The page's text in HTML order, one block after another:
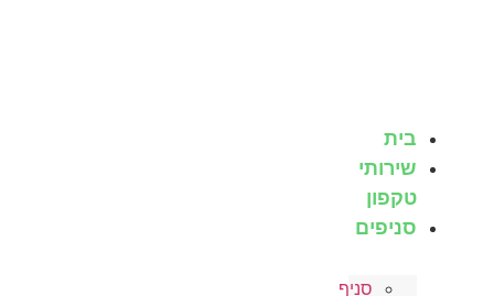
בית
שירותי
טקפון
סניפים
סניף